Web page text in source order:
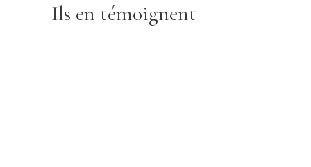
Ils en témoignent